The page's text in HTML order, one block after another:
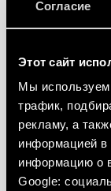
Согласие
Этот сайт
Мы
трафик,
рекламу, а
информацией
информацию о
Google:
interfaces
UKCA 38
Modules